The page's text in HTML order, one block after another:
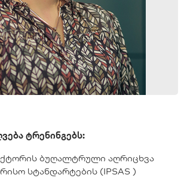
ტრენინგებს:
ბუღალტრული აღრიცხვა
სტანდარტების (IPSAS )